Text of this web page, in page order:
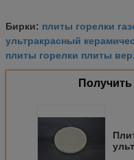
Бирки: плиты горелки
ультракрасный
плиты горелки плиты